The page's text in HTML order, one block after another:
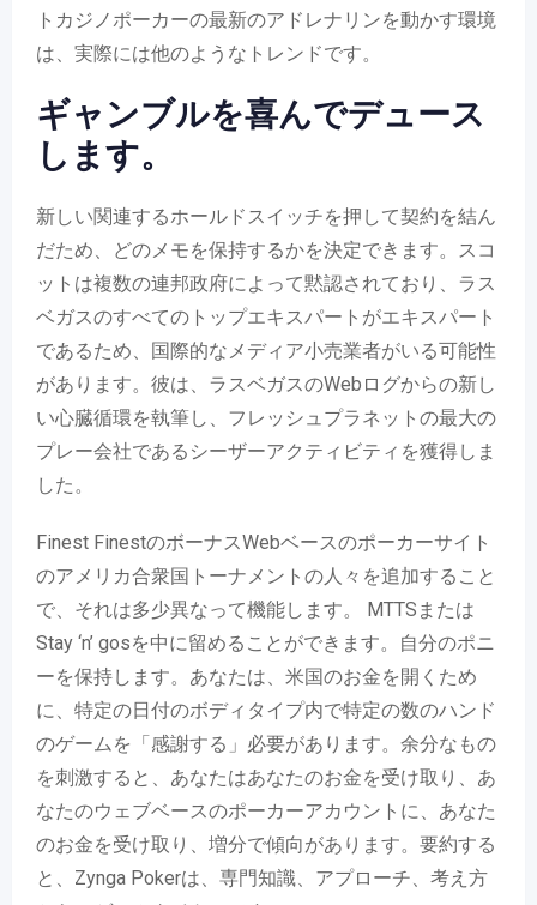
トカジノポーカーの最新のアドレナリンを動かす環境
は、実際には他のようなトレンドです。
ギャンブルを喜​​んでデュース
します。
新しい関連するホールドスイッチを押して契約を結ん
だため、どのメモを保持するかを決定できます。スコ
ットは複数の連邦政府によって黙認されており、ラス
ベガスのすべてのトップエキスパートがエキスパート
であるため、国際的なメディア小売業者がいる可能性
があります。彼は、ラスベガスのWebログからの新し
い心臓循環を執筆し、フレッシュプラネットの最大の
プレー会社であるシーザーアクティビティを獲得しま
した。
Finest FinestのボーナスWebベースのポーカーサイト
のアメリカ合衆国トーナメントの人々を追加すること
で、それは多少異なって機能します。 MTTSまたは
Stay ‘n’ gosを中に留めることができます。自分のポニ
ーを保持します。あなたは、米国のお金を開くため
に、特定の日付のボディタイプ内で特定の数のハンド
のゲームを「感謝する」必要があります。余分なもの
を刺激すると、あなたはあなたのお金を受け取り、あ
なたのウェブベースのポーカーアカウントに、あなた
のお金を受け取り、増分で傾向があります。要約する
と、Zynga Pokerは、専門知識、アプローチ、考え方